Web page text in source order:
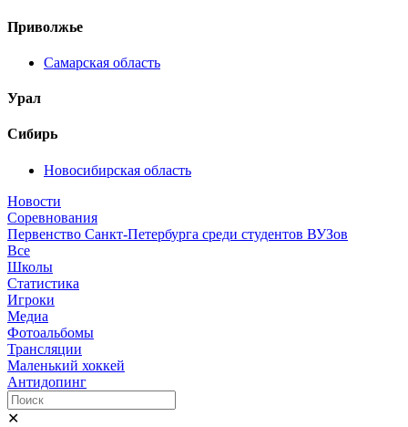
Приволжье
Самарская область
Урал
Сибирь
Новосибирская область
Новости
Соревнования
Первенство Санкт-Петербурга среди студентов ВУЗов
Все
Школы
Статистика
Игроки
Медиа
Фотоальбомы
Трансляции
Маленький хоккей
Антидопинг
✕